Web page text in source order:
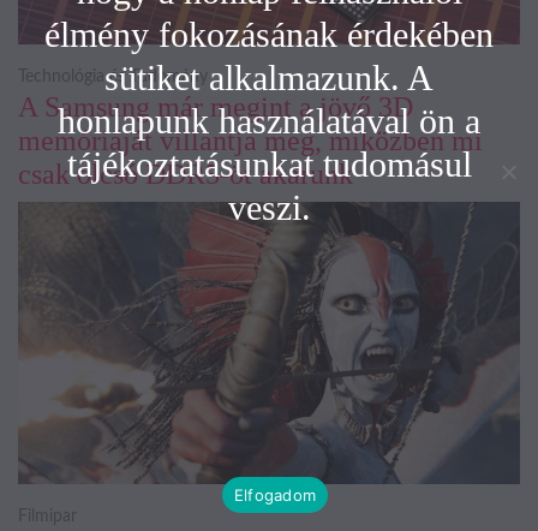
A Samsung már megint a jövő 3D
memóriáját villantja meg, miközben mi
csak olcsó DDR5-öt akarunk
Technológia és Tudomány
Filmipar
élmény fokozásának érdekében
sütiket alkalmazunk. A
honlapunk használatával ön a
tájékoztatásunkat tudomásul
veszi.
Elfogadom